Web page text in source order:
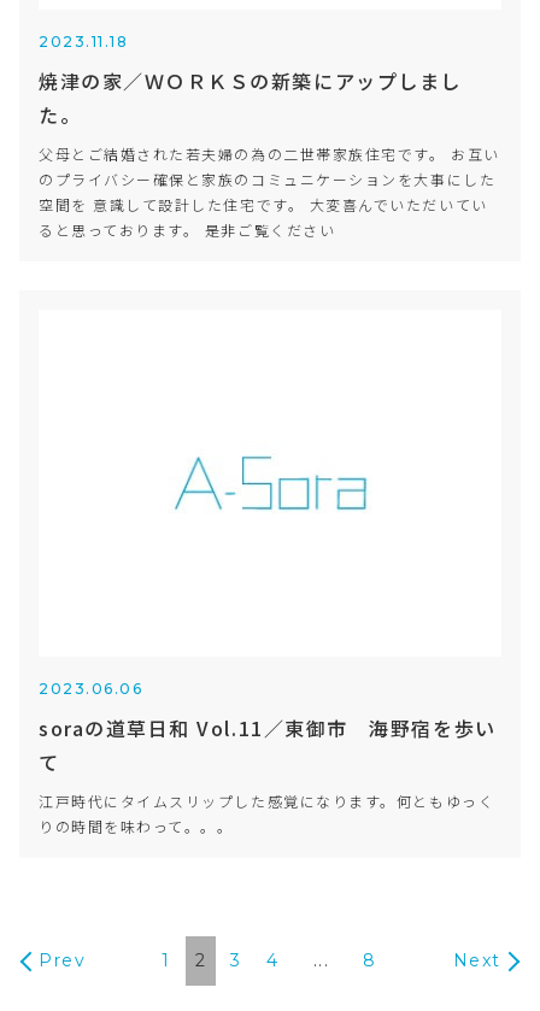
2023.11.18
焼津の家／ＷＯＲＫＳの新築にアップしまし
た。
父母とご結婚された若夫婦の為の二世帯家族住宅です。 お互い
のプライバシー確保と家族のコミュニケーションを大事にした
空間を 意識して設計した住宅です。 大変喜んでいただいてい
ると思っております。 是非ご覧ください
2023.06.06
soraの道草日和 Vol.11／東御市 海野宿を歩い
て
江戸時代にタイムスリップした感覚になります。何ともゆっく
りの時間を味わって。。。
Prev 1 2 3 4 ... 8 Next